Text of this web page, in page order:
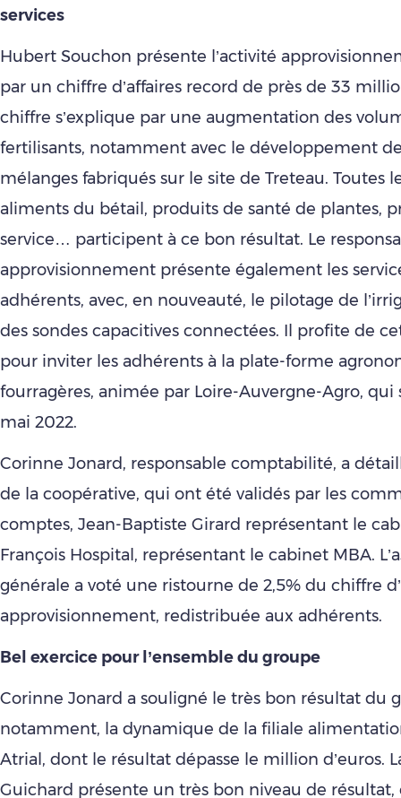
services
Hubert Souchon présente l’activité
par un chiffre d’affaires record de près de 33
chiffre s’explique par une augmentation des
fertilisants, notamment avec le développement
mélanges fabriqués sur le site de Treteau. Toutes
aliments du bétail, produits de santé de plantes,
service… participent à ce bon résultat. Le
approvisionnement présente également les
adhérents, avec, en nouveauté, le pilotage de
des sondes capacitives connectées. Il profite de
pour inviter les adhérents à la plate-forme
fourragères, animée par Loire-Auvergne-Agro, qui
mai 2022.
Corinne Jonard, responsable comptabilité, a
de la coopérative, qui ont été validés par les
comptes, Jean-Baptiste Girard représentant le
François Hospital, représentant le cabinet MBA.
générale a voté une ristourne de 2,5% du chiffre
approvisionnement, redistribuée aux adhérents.
Bel exercice pour l’ensemble du groupe
Corinne Jonard a souligné le très bon résultat du
notamment, la dynamique de la filiale
Atrial, dont le résultat dépasse le million d’euros.
Guichard présente un très bon niveau de résultat,